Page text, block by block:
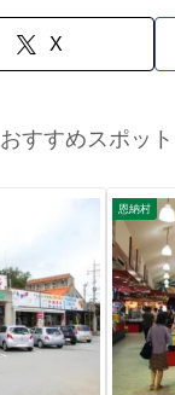
X
おすすめスポット
恩納村